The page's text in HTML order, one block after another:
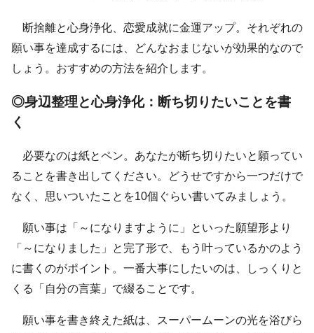
断捨離と心身浄化、恋愛成就に金運アップ。それぞれの
願い事を達成するには、どんなおまじないが効果的なので
しょう。おすすめの方法を紹介します。
◎身辺整理と心身浄化：断ち切りたいことを書
く
必要なのは紙とペン。あなたが断ち切りたいと願ってい
ることを書き出してください。どうせですから一つだけで
なく、思いついたことを10個ぐらい書いてみましょう。
願い事は「～になりますように」といった願望形より
「～になりました」と完了形で、もう叶っているかのよう
に書くのがポイント。一番大事にしたいのは、しっくりと
くる「自分の言葉」で綴ることです。
願い事を書き終えた紙は、スーパームーンの光を浴びら